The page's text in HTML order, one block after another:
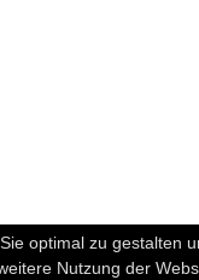
optimal zu gestalten
Nutzung der